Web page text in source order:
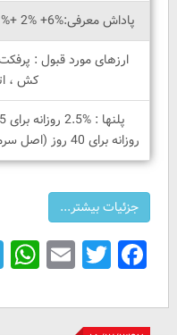
پاداش معرفی:%6+ %2 +%1
ارزهای مورد قبول :
کش ،
روزانه برای 40 روز (اصل سرمایه در پایان دوره قابل برداشت است)